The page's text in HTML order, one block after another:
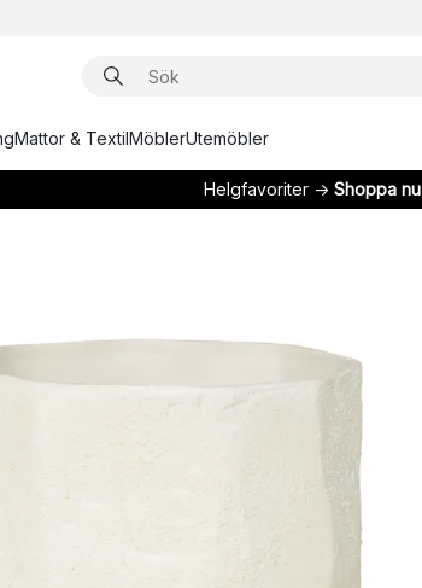
Mattor & TextilMöblerUtemöbler
Helgfavoriter → Shoppa nu